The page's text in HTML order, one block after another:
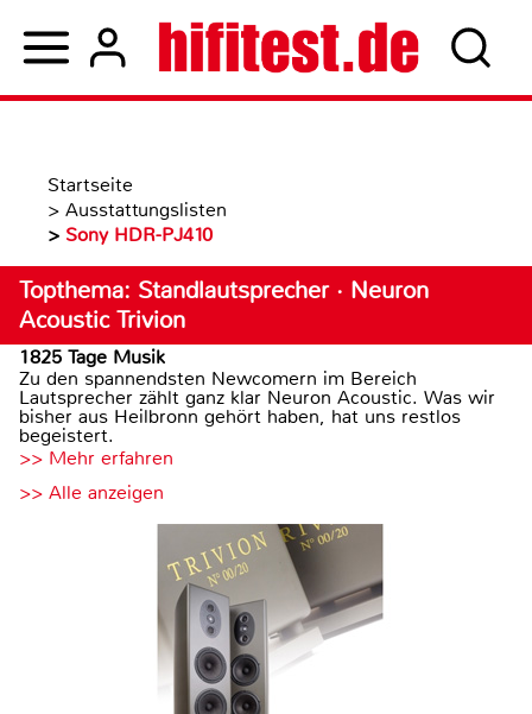
Startseite
> Ausstattungslisten
> Sony HDR-PJ410
Topthema: Standlautsprecher · Neuron
Acoustic Trivion
1825 Tage Musik
Zu den spannendsten Newcomern im Bereich
Lautsprecher zählt ganz klar Neuron Acoustic. Was wir
bisher aus Heilbronn gehört haben, hat uns restlos
begeistert.
>> Mehr erfahren
>> Alle anzeigen